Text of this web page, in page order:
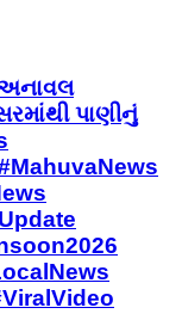
પાણીનું